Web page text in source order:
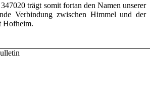
trägt somit fortan den Namen unserer
Verbindung zwischen Himmel und der
Hofheim.